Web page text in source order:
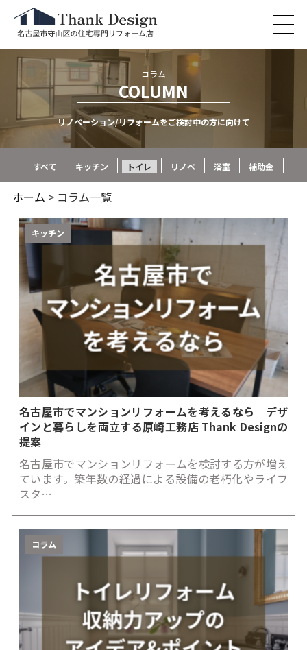
コラム
COLUMN
リノベーション/リフォームをご検討中の方に向けて
すべて キッチン トイレ リノベ 浴室 補助金
ホーム > コラム一覧
キッチン
名古屋市でマンションリフォームを考えるなら｜デザ
インと暮らしを両立する原崎工務店 Thank Designの
提案
名古屋市でマンションリフォームを検討する方が増え
ています。築年数の経過による設備の老朽化やライフ
スタ…
コラム